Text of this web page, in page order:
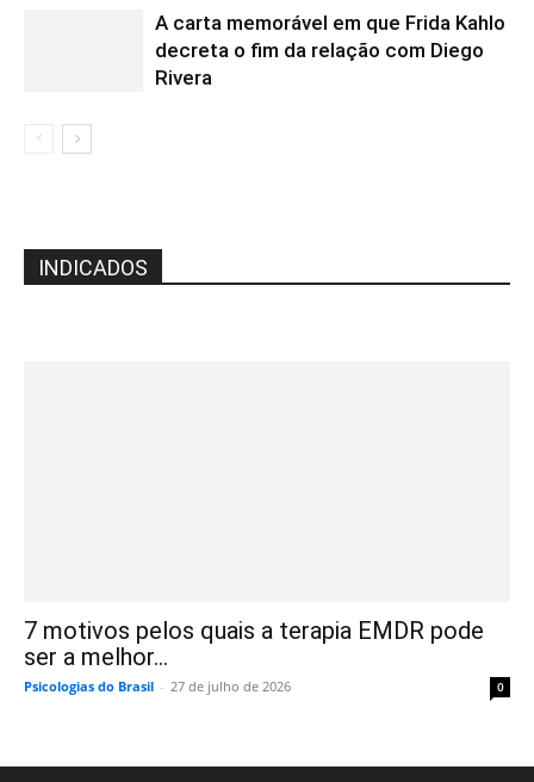
A carta memorável em que Frida Kahlo
decreta o fim da relação com Diego
Rivera
INDICADOS
7 motivos pelos quais a terapia EMDR pode
ser a melhor...
Psicologias do Brasil - 27 de julho de 2026 0